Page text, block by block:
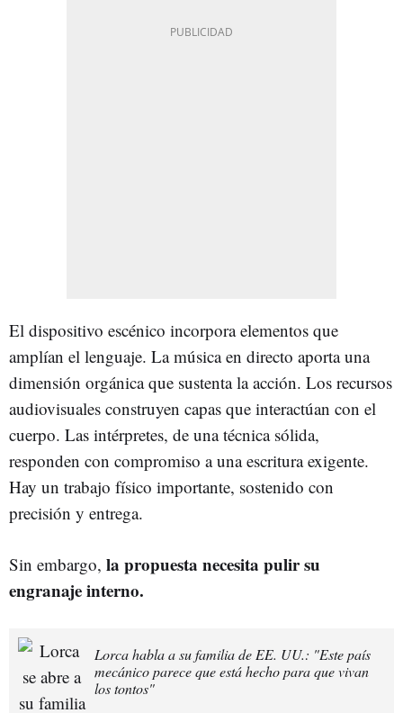
El dispositivo escénico incorpora elementos que
amplían el lenguaje. La música en directo aporta una
dimensión orgánica que sustenta la acción. Los recursos
audiovisuales construyen capas que interactúan con el
cuerpo. Las intérpretes, de una técnica sólida,
responden con compromiso a una escritura exigente.
Hay un trabajo físico importante, sostenido con
precisión y entrega.
Sin embargo, la propuesta necesita pulir su
engranaje interno.
Lorca habla a su familia de EE. UU.: "Este país
mecánico parece que está hecho para que vivan
los tontos"